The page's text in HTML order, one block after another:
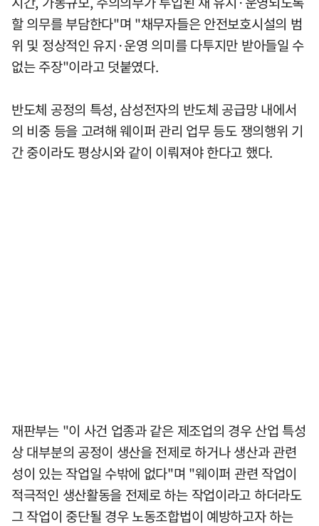
할 의무를 부담한다"며 "채무자들은 안전보호시설의 범
위 및 정상적인 유지·운영 의미를 다투지만 받아들일 수
없는 주장"이라고 덧붙였다.
반도체 공정의 특성, 삼성전자의 반도체 공급망 내에서
의 비중 등을 고려해 웨이퍼 관리 업무 등도 쟁의행위 기
간 중이라도 평상시와 같이 이뤄져야 한다고 했다.
재판부는 "이 사건 업종과 같은 제조업의 경우 산업 특성
상 대부분의 공정이 생산을 전제로 하거나 생산과 관련
성이 있는 작업일 수밖에 없다"며 "웨이퍼 관련 작업이
적극적인 생산활동을 전제로 하는 작업이라고 하더라도
그 작업이 중단될 경우 노동조합법이 예방하고자 하는